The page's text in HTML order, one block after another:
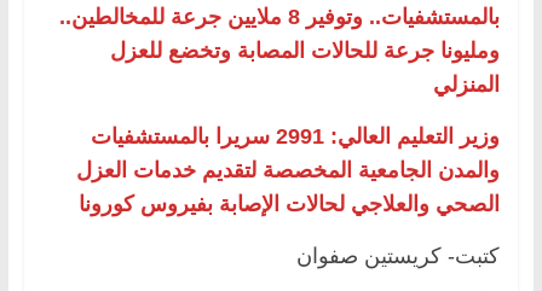
بالمستشفيات.. وتوفير 8 ملايين جرعة للمخالطين..
ومليونا جرعة للحالات المصابة وتخضع للعزل
المنزلي
وزير التعليم العالي: 2991 سريرا بالمستشفيات
والمدن الجامعية المخصصة لتقديم خدمات العزل
الصحي والعلاجي لحالات الإصابة بفيروس كورونا
كتبت- كريستين صفوان